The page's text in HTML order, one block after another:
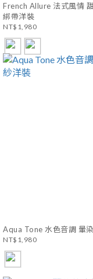
French Allure 法式風情
綁帶洋裝
NT$1,980
Aqua Tone 水色音調 暈
NT$1,980